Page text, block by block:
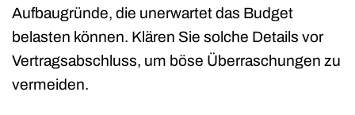
Aufbaugründe, die unerwartet das Budget
belasten können. Klären Sie solche Details vor
Vertragsabschluss, um böse Überraschungen zu
vermeiden.